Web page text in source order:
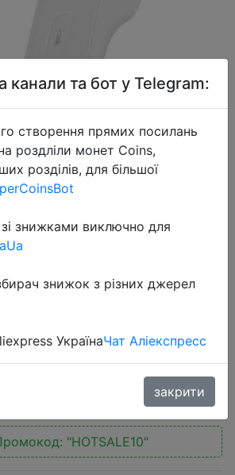
iHealth электронный
и семейный для
"HOTSALE10"
канали та бот у Telegram:
створення прямих посилань
роздліли монет Coins,
розділів, для більшої
знижками виключно для
знижок з різних джерел
УкраїнаЧат Аліекспресс
закрити